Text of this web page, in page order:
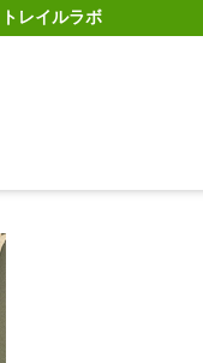
トレイルラボ